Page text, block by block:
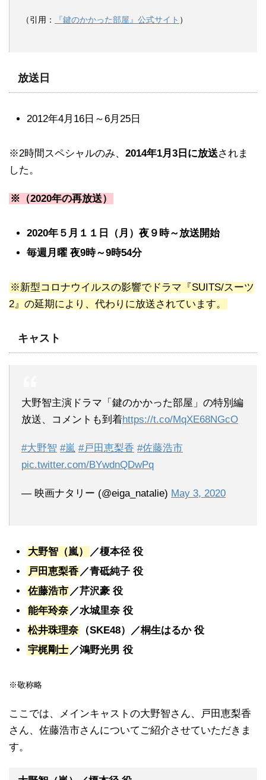
（引用： 『鍵のかかった部屋』公式サイト ）
放送日
2012年4月16日～6月25日
※2時間スペシャルのみ、 2014年1月3日に放送されま
した。
※（2020年の再放送）
2020年５月１１日（月）夜９時～放送開始
毎週月曜 夜9時～9時54分
※新型コロナウイルスの影響でドラマ『SUITS/スーツ
2』の延期により、代わりに放送されています。
キャスト
大野智主演ドラマ「鍵のかかった部屋」の特別編
放送、コメントも到着https://t.co/MqXE68NGcO
#大野智 #嵐 #戸田恵梨香 #佐藤浩市
pic.twitter.com/BYwdnQDwPq
— 映画ナタリー (@eiga_natalie) May 3, 2020
大野智（嵐）
／榎本径 役
戸田恵梨香 ／青砥純子 役
佐藤浩市 ／芹沢豪 役
能年玲奈 ／水城里奈 役
松井珠理奈
（SKE48）／桐生はるか 役
宇梶剛士 ／鴻野光男 役
※敬称略
ここでは、メインキャストの大野智さん、戸田恵梨香
さん、佐藤浩市さんについてご紹介させていただきま
す。